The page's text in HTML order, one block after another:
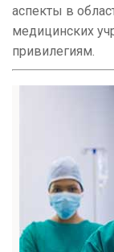
аспекты в
медицинских
привилегиям.